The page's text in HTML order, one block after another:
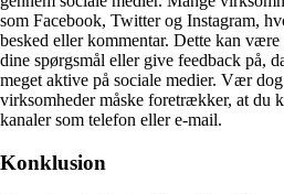
som Facebook, Twitter og Instagram,
besked eller kommentar. Dette kan
dine spørgsmål eller give feedback på,
meget aktive på sociale medier. Vær
virksomheder måske foretrækker, at du
kanaler som telefon eller e-mail.
Konklusion